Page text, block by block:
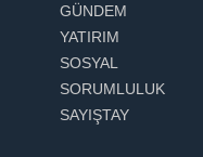
GÜNDEM
YATIRIM
SOSYAL
SORUMLULUK
SAYIŞTAY